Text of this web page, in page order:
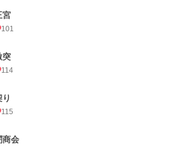
宮
101
突
114
115
商会